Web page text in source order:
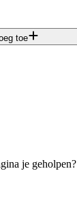
toe
je geholpen?